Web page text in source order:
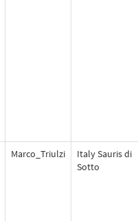
Marco_Triulzi
Italy Sauris di
Sotto